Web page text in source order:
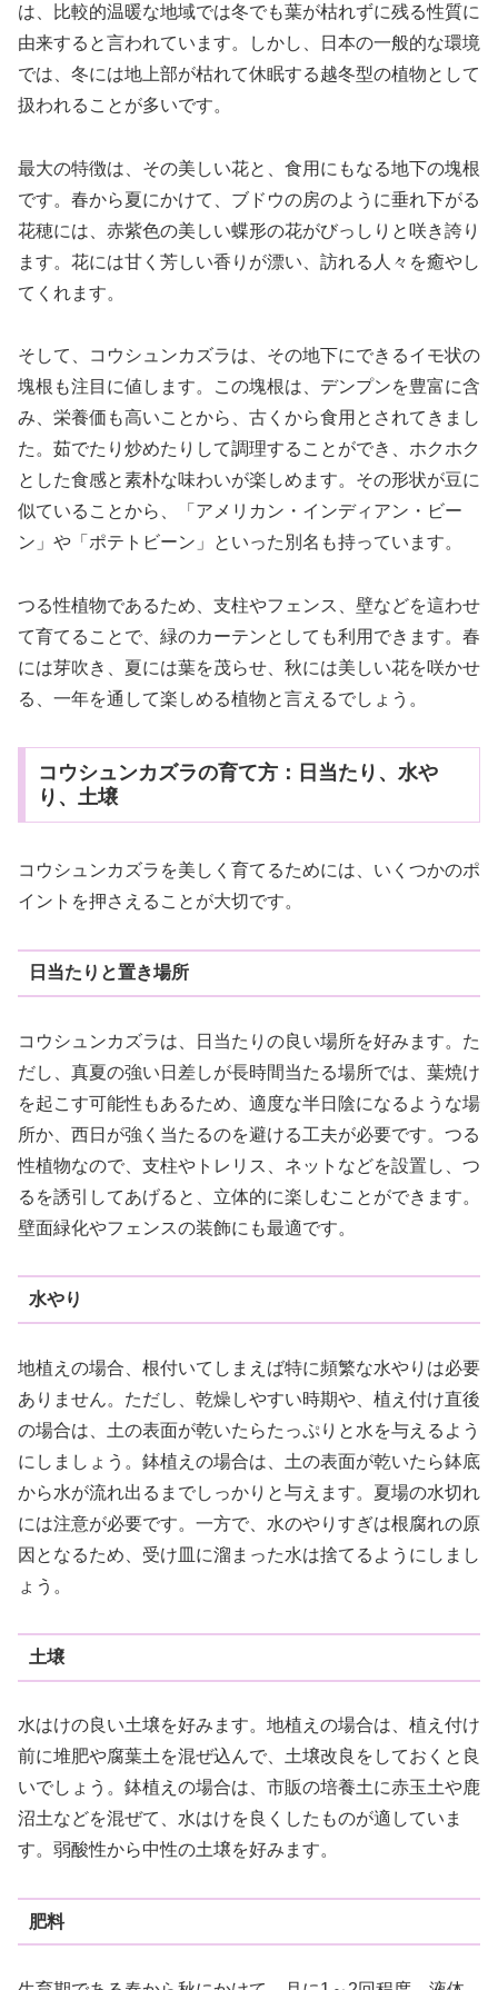
は、比較的温暖な地域では冬でも葉が枯れずに残る性質に
由来すると言われています。しかし、日本の一般的な環境
では、冬には地上部が枯れて休眠する越冬型の植物として
扱われることが多いです。
最大の特徴は、その美しい花と、食用にもなる地下の塊根
です。春から夏にかけて、ブドウの房のように垂れ下がる
花穂には、赤紫色の美しい蝶形の花がびっしりと咲き誇り
ます。花には甘く芳しい香りが漂い、訪れる人々を癒やし
てくれます。
そして、コウシュンカズラは、その地下にできるイモ状の
塊根も注目に値します。この塊根は、デンプンを豊富に含
み、栄養価も高いことから、古くから食用とされてきまし
た。茹でたり炒めたりして調理することができ、ホクホク
とした食感と素朴な味わいが楽しめます。その形状が豆に
似ていることから、「アメリカン・インディアン・ビー
ン」や「ポテトビーン」といった別名も持っています。
つる性植物であるため、支柱やフェンス、壁などを這わせ
て育てることで、緑のカーテンとしても利用できます。春
には芽吹き、夏には葉を茂らせ、秋には美しい花を咲かせ
る、一年を通して楽しめる植物と言えるでしょう。
コウシュンカズラの育て方：日当たり、水や
り、土壌
コウシュンカズラを美しく育てるためには、いくつかのポ
イントを押さえることが大切です。
日当たりと置き場所
コウシュンカズラは、日当たりの良い場所を好みます。た
だし、真夏の強い日差しが長時間当たる場所では、葉焼け
を起こす可能性もあるため、適度な半日陰になるような場
所か、西日が強く当たるのを避ける工夫が必要です。つる
性植物なので、支柱やトレリス、ネットなどを設置し、つ
るを誘引してあげると、立体的に楽しむことができます。
壁面緑化やフェンスの装飾にも最適です。
水やり
地植えの場合、根付いてしまえば特に頻繁な水やりは必要
ありません。ただし、乾燥しやすい時期や、植え付け直後
の場合は、土の表面が乾いたらたっぷりと水を与えるよう
にしましょう。鉢植えの場合は、土の表面が乾いたら鉢底
から水が流れ出るまでしっかりと与えます。夏場の水切れ
には注意が必要です。一方で、水のやりすぎは根腐れの原
因となるため、受け皿に溜まった水は捨てるようにしまし
ょう。
土壌
水はけの良い土壌を好みます。地植えの場合は、植え付け
前に堆肥や腐葉土を混ぜ込んで、土壌改良をしておくと良
いでしょう。鉢植えの場合は、市販の培養土に赤玉土や鹿
沼土などを混ぜて、水はけを良くしたものが適していま
す。弱酸性から中性の土壌を好みます。
肥料